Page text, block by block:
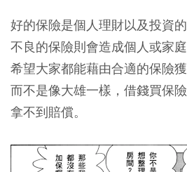
好的保險是個人理財以及投資
不良的保險則會造成個人或家
希望大家都能藉由合適的保險
而不是像大雄一樣，借錢買保
拿不到賠償。